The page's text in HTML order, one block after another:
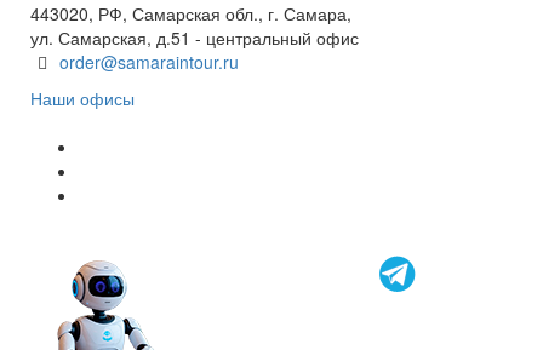
443020, РФ, Самарская обл., г. Самара,
ул. Самарская, д.51 - центральный офис
order@samaraintour.ru
Наши офисы